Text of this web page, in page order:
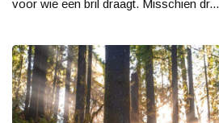
voor wie een bril draagt. Misschien dr...